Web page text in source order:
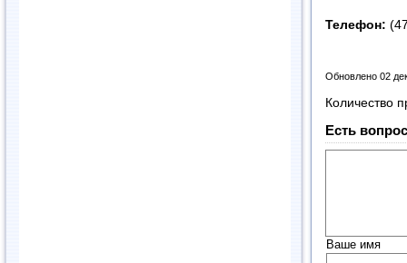
Телефон:
Обновлено 02
Количество
Есть
Ваше имя